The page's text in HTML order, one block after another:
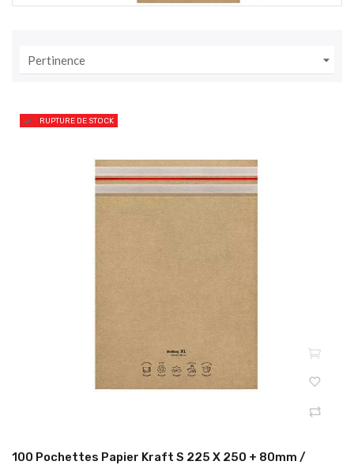
Pertinence 
100 Pochettes Papier Kraft S 225 X 250 + 80mm /
RUPTURE DE STOCK